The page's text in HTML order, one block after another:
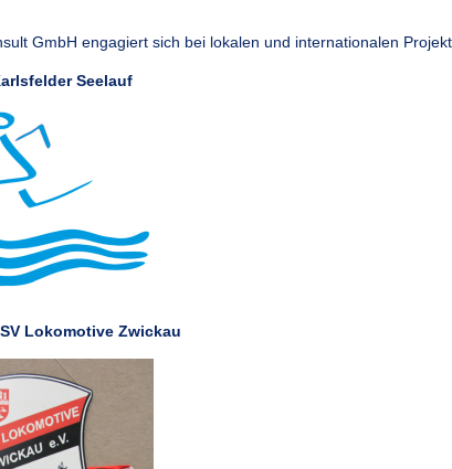
GmbH engagiert sich bei lokalen und internationalen
Seelauf
Lokomotive Zwickau